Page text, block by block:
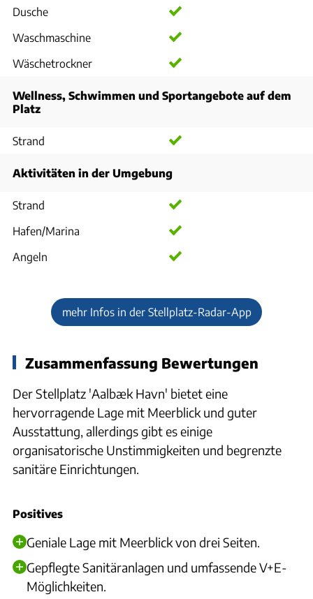
Dusche
Waschmaschine
Wäschetrockner
Wellness, Schwimmen und Sportangebote auf dem
Platz
Strand
Aktivitäten in der Umgebung
Strand
Hafen/Marina
Angeln
mehr Infos in der Stellplatz-Radar-App
Zusammenfassung Bewertungen
Der Stellplatz 'Aalbæk Havn' bietet eine
hervorragende Lage mit Meerblick und guter
Ausstattung, allerdings gibt es einige
organisatorische Unstimmigkeiten und begrenzte
sanitäre Einrichtungen.
Positives
Geniale Lage mit Meerblick von drei Seiten.
Gepflegte Sanitäranlagen und umfassende V+E-
Möglichkeiten.